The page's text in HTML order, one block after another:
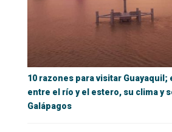
10 razones para visitar
entre el río y el estero, su clima y
Galápagos